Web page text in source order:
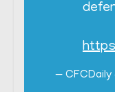
— CFCDaily